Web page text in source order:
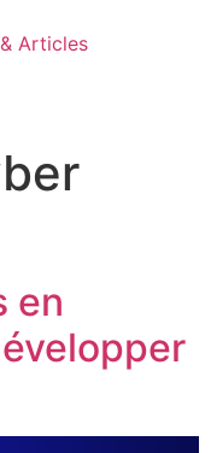
Articles
en